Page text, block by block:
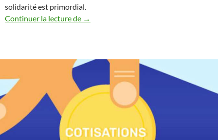
solidarité est primordial.
Continuer la lecture de L’Aïd Tamervuht !
→